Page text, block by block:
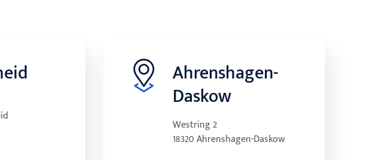
Ahrenshagen-
Daskow
Westring 2
18320 Ahrenshagen-Daskow